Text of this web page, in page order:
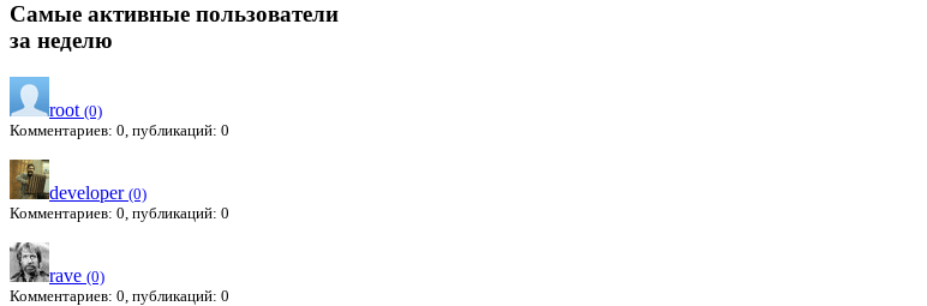
Самые активные пользователи
за неделю
root (0)
Комментариев: 0, публикаций: 0
developer (0)
Комментариев: 0, публикаций: 0
rave (0)
Комментариев: 0, публикаций: 0